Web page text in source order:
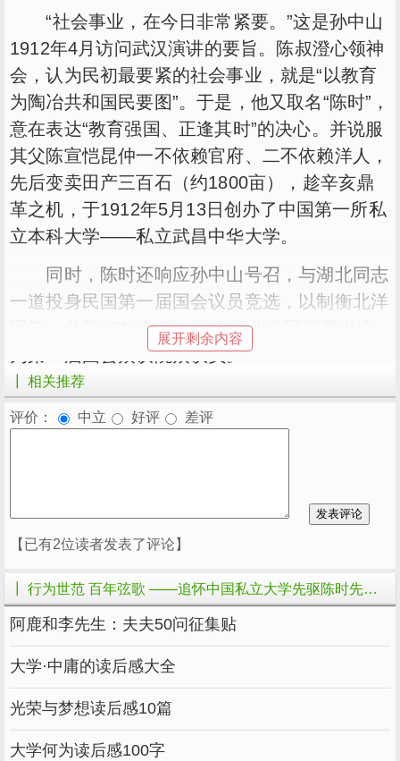
“社会事业，在今日非常紧要。”这是孙中山
1912年4月访问武汉演讲的要旨。陈叔澄心领神
会，认为民初最要紧的社会事业，就是“以教育
为陶冶共和国民要图”。于是，他又取名“陈时”，
意在表达“教育强国、正逢其时”的决心。并说服
其父陈宣恺昆仲一不依赖官府、二不依赖洋人，
先后变卖田产三百石（约1800亩），趁辛亥鼎
革之机，于1912年5月13日创办了中国第一所私
立本科大学——私立武昌中华大学。
同时，陈时还响应孙中山号召，与湖北同志
一道投身民国第一届国会议员竞选，以制衡北洋
军阀。并于1913年春，他在湖北选区高票当选
为第一届国会众议院众议员。
筚路蓝缕
民初的“首义之区”，是南方革命党与北方袁
讽陈时“自不量力，志在做官”。他们甚至在陈时
更名上大做文章。
事情是这样的。陈家按照族规，将陈叔澄留
日期间之“陈映寰”改为“陈时”，并载入续修《陈
氏宗谱》中；而重新续修宗谱需要一笔资金，陈
宣恺捐资万元理所当然。同时，议员竞选期间，
陈时父子依惯例在中华大学竞选总部以“流水
席”款待选民三天。于是，那些人便罗织“续修宗
谱更名，贿赂省议会与选民”的罪名控告陈时。
展开剩余内容
┃ 相关推荐
评价： 中立 好评 差评
【已有2位读者发表了评论】
┃ 行为世范 百年弦歌 ——追怀中国私立大学先驱陈时先生的相关文章
阿鹿和李先生：夫夫50问征集贴
大学·中庸的读后感大全
光荣与梦想读后感10篇
大学何为读后感100字